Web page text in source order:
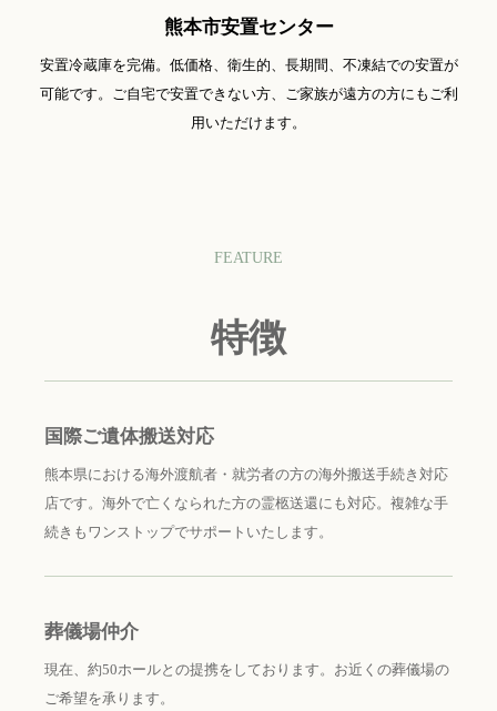
熊本市安置センター
安置冷蔵庫を完備。低価格、衛生的、長期間、不凍結での安置が
可能です。ご自宅で安置できない方、ご家族が遠方の方にもご利
用いただけます。
FEATURE
特徴
国際ご遺体搬送対応
熊本県における海外渡航者・就労者の方の海外搬送手続き対応
店です。海外で亡くなられた方の霊柩送還にも対応。複雑な手
続きもワンストップでサポートいたします。
葬儀場仲介
現在、約50ホールとの提携をしております。お近くの葬儀場の
ご希望を承ります。